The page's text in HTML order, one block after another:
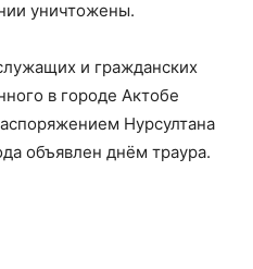
уничтожены.
и гражданских
в городе Актобе
Нурсултана
объявлен днём траура.